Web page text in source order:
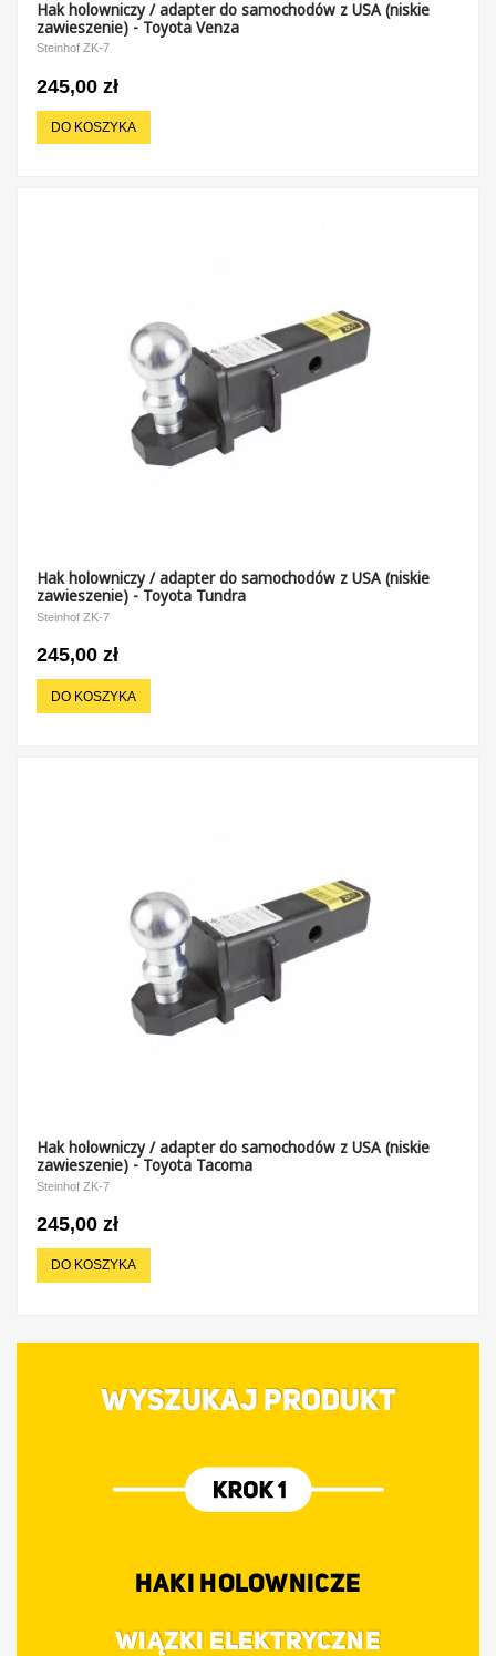
Hak holowniczy / adapter do samochodów z USA (niskie
zawieszenie) - Toyota Venza
Steinhof ZK-7
245,00 zł
DO KOSZYKA
Hak holowniczy / adapter do samochodów z USA (niskie
zawieszenie) - Toyota Tundra
Steinhof ZK-7
245,00 zł
DO KOSZYKA
Hak holowniczy / adapter do samochodów z USA (niskie
zawieszenie) - Toyota Tacoma
Steinhof ZK-7
245,00 zł
DO KOSZYKA
WYSZUKAJ PRODUKT
HAKI HOLOWNICZE
WIĄZKI ELEKTRYCZNE